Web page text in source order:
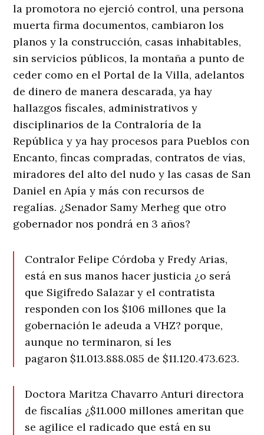
la promotora no ejerció control, una persona
muerta firma documentos, cambiaron los
planos y la construcción, casas inhabitables,
sin servicios públicos, la montaña a punto de
ceder como en el Portal de la Villa, adelantos
de dinero de manera descarada, ya hay
hallazgos fiscales, administrativos y
disciplinarios de la Contraloría de la
República y ya hay procesos para Pueblos con
Encanto, fincas compradas, contratos de vías,
miradores del alto del nudo y las casas de San
Daniel en Apía y más con recursos de
regalías. ¿Senador Samy Merheg que otro
gobernador nos pondrá en 3 años?
Contralor Felipe Córdoba y Fredy Arias,
está en sus manos hacer justicia ¿o será
que Sigifredo Salazar y el contratista
responden con los $106 millones que la
gobernación le adeuda a VHZ? porque,
aunque no terminaron, sí les
pagaron $11.013.888.085 de $11.120.473.623.
Doctora Maritza Chavarro Anturi directora
de fiscalías ¿$11.000 millones ameritan que
se agilice el radicado que está en su